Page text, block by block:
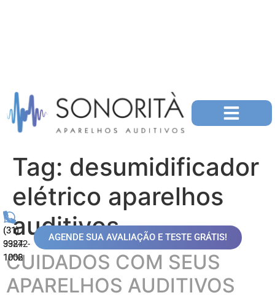
(31)
99872-
1006
(31)
3324-
1002
AGENDE SUA AVALIAÇÃO E TESTE GRÁTIS!
Tag: desumidificador
elétrico aparelhos
auditivos
CUIDADOS COM SEUS
APARELHOS AUDITIVOS